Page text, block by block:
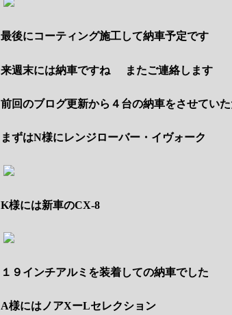
最後にコーティング施工して納車予定です
来週末には納車ですね またご連絡します
前回のブログ更新から４台の納車をさせてい
まずはN様にレンジローバー・イヴォーク
K様には新車のCX-8
１９インチアルミを装着しての納車でした
A様にはノアXーLセレクション